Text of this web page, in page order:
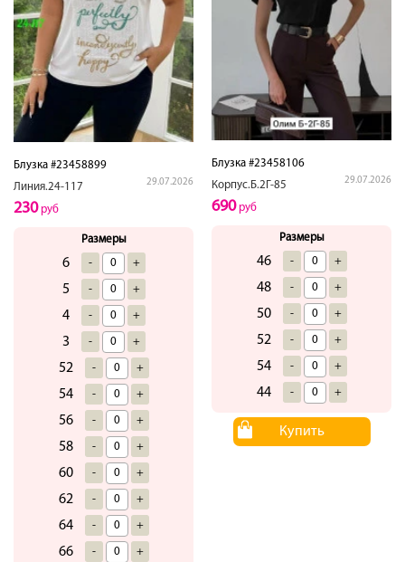
Блузка #23458899
Линия.24-117
29.07.2026
230руб
Размеры
6 - +
5 - +
4 - +
3 - +
52 - +
54 - +
56 - +
58 - +
60 - +
62 - +
64 - +
66 - +
Блузка #23458106
Корпус.Б.2Г-85
29.07.2026
690руб
Размеры
46 - +
48 - +
50 - +
52 - +
54 - +
44 - +
Купить